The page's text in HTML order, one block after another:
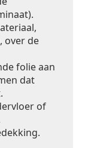
over de
folie aan
dat
of